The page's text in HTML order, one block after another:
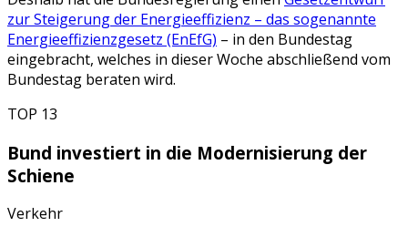
zur Steigerung der Energieeffizienz – das sogenannte
Energieeffizienzgesetz (EnEfG) – in den Bundestag
eingebracht, welches in dieser Woche abschließend vom
Bundestag beraten wird.
TOP 13
Bund investiert in die Modernisierung der
Schiene
Verkehr